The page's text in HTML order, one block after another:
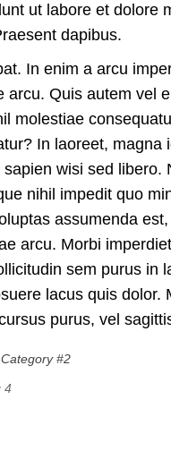
ut labore et dolore
dapibus.
In enim a arcu
arcu. Quis autem vel
molestiae
In laoreet,
wisi sed
nihil impedit quo
assumenda
arcu. Morbi
sem purus in
lacus quis
purus, vel
Category #2
4